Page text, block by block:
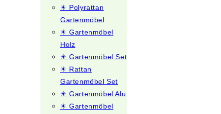
☀ Polyrattan
Gartenmöbel
☀ Gartenmöbel
Holz
☀ Gartenmöbel Set
☀ Rattan
Gartenmöbel Set
☀ Gartenmöbel Alu
☀ Gartenmöbel